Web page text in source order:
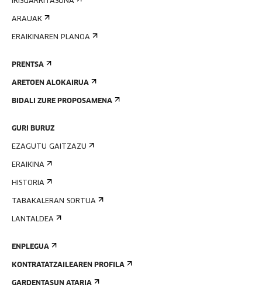
ARAUAK
ERAIKINAREN PLANOA
PRENTSA
ARETOEN ALOKAIRUA
BIDALI ZURE PROPOSAMENA
GURI BURUZ
EZAGUTU GAITZAZU
ERAIKINA
HISTORIA
TABAKALERAN SORTUA
LANTALDEA
ENPLEGUA
KONTRATATZAILEAREN PROFILA
GARDENTASUN ATARIA